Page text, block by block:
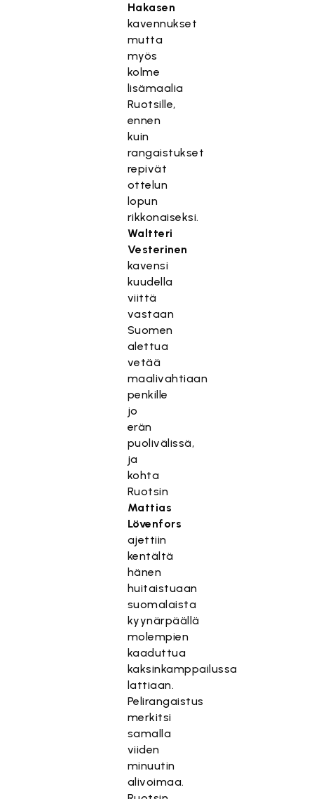
Hakasen
kavennukset
mutta
myös
kolme
lisämaalia
Ruotsille,
ennen
kuin
rangaistukset
repivät
ottelun
lopun
rikkonaiseksi.
Waltteri
Vesterinen
kavensi
kuudella
viittä
vastaan
Suomen
alettua
vetää
maalivahtiaan
penkille
jo
erän
puolivälissä,
ja
kohta
Ruotsin
Mattias
Lövenfors
ajettiin
kentältä
hänen
huitaistuaan
suomalaista
kyynärpäällä
molempien
kaaduttua
kaksinkamppailussa
lattiaan.
Pelirangaistus
merkitsi
samalla
viiden
minuutin
alivoimaa.